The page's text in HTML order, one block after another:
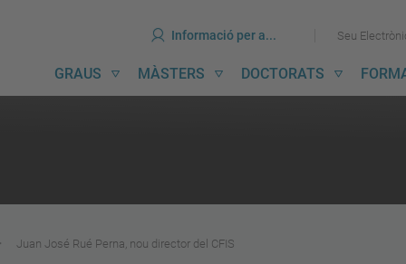
Ves
al
contingut
Ves
al
menú
Informació per a... Seu
GRAUS MÀSTERS DOCTORATS
Juan José Rué Perna, nou director del CFIS